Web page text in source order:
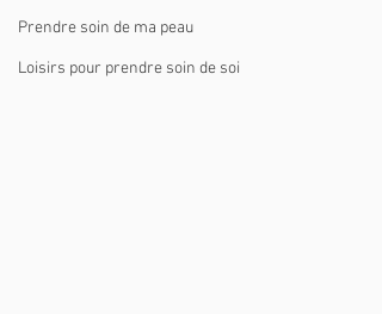
Prendre soin de ma peau
Loisirs pour prendre soin de soi